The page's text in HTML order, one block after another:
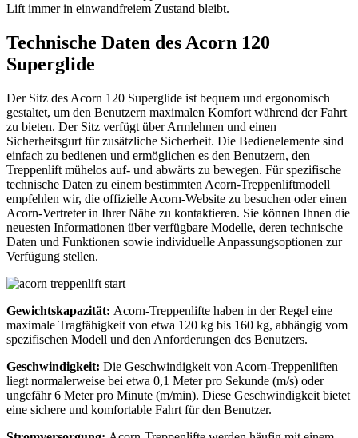
Lift immer in einwandfreiem Zustand bleibt.
Technische Daten des Acorn 120
Superglide
Der Sitz des Acorn 120 Superglide ist bequem und ergonomisch
gestaltet, um den Benutzern maximalen Komfort während der Fahrt
zu bieten. Der Sitz verfügt über Armlehnen und einen
Sicherheitsgurt für zusätzliche Sicherheit. Die Bedienelemente sind
einfach zu bedienen und ermöglichen es den Benutzern, den
Treppenlift mühelos auf- und abwärts zu bewegen. Für spezifische
technische Daten zu einem bestimmten Acorn-Treppenliftmodell
empfehlen wir, die offizielle Acorn-Website zu besuchen oder einen
Acorn-Vertreter in Ihrer Nähe zu kontaktieren. Sie können Ihnen die
neuesten Informationen über verfügbare Modelle, deren technische
Daten und Funktionen sowie individuelle Anpassungsoptionen zur
Verfügung stellen.
Gewichtskapazität: Acorn-Treppenlifte haben in der Regel eine
maximale Tragfähigkeit von etwa 120 kg bis 160 kg, abhängig vom
spezifischen Modell und den Anforderungen des Benutzers.
Geschwindigkeit: Die Geschwindigkeit von Acorn-Treppenliften
liegt normalerweise bei etwa 0,1 Meter pro Sekunde (m/s) oder
ungefähr 6 Meter pro Minute (m/min). Diese Geschwindigkeit bietet
eine sichere und komfortable Fahrt für den Benutzer.